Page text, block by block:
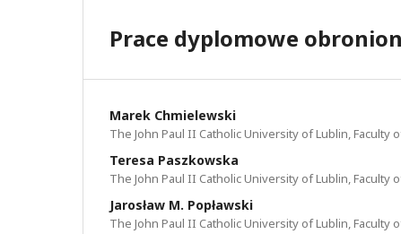
Prace dyplomowe
Marek Chmielewski
The John Paul II Catholic University of Lublin, Faculty
Teresa Paszkowska
The John Paul II Catholic University of Lublin, Faculty
Jarosław M. Popławski
The John Paul II Catholic University of Lublin, Faculty